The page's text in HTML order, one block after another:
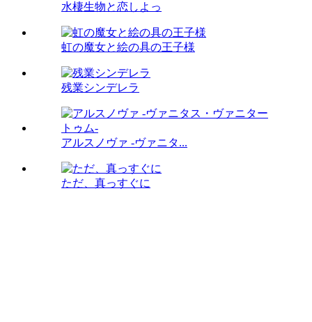
水棲生物と恋しよっ
虹の魔女と絵の具の王子様
残業シンデレラ
アルスノヴァ -ヴァニタ...
ただ、真っすぐに